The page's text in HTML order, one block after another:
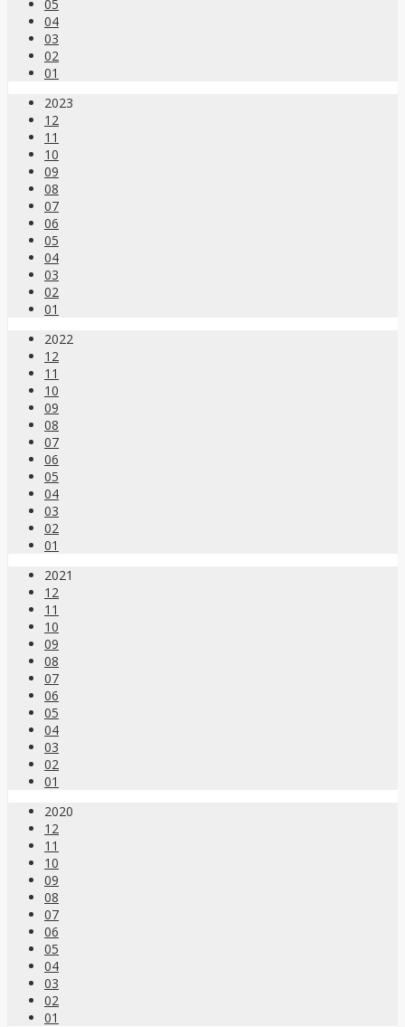
05
04
03
02
01
2023
12
11
10
09
08
07
06
05
04
03
02
01
2022
12
11
10
09
08
07
06
05
04
03
02
01
2021
12
11
10
09
08
07
06
05
04
03
02
01
2020
12
11
10
09
08
07
06
05
04
03
02
01